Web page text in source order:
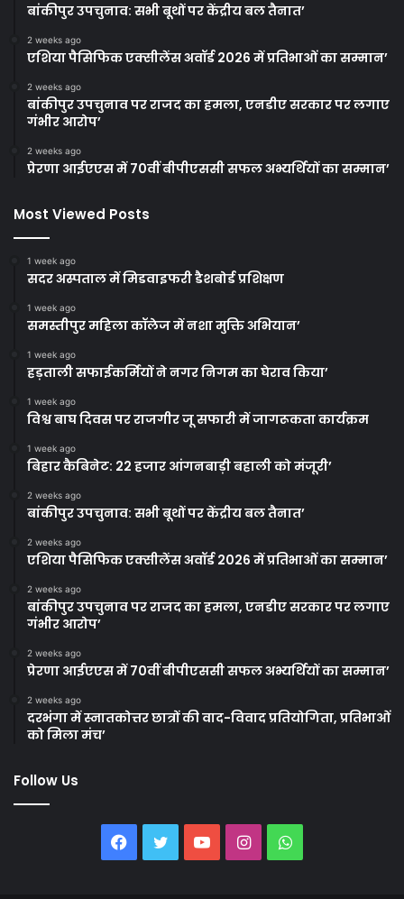
बांकीपुर उपचुनाव: सभी बूथों पर केंद्रीय बल तैनात’
2 weeks ago
एशिया पैसिफिक एक्सीलेंस अवॉर्ड 2026 में प्रतिभाओं का सम्मान’
2 weeks ago
बांकीपुर उपचुनाव पर राजद का हमला, एनडीए सरकार पर लगाए
गंभीर आरोप’
2 weeks ago
प्रेरणा आईएएस में 70वीं बीपीएससी सफल अभ्यर्थियों का सम्मान’
Most Viewed Posts
1 week ago
सदर अस्पताल में मिडवाइफरी डैशबोर्ड प्रशिक्षण
1 week ago
समस्तीपुर महिला कॉलेज में नशा मुक्ति अभियान’
1 week ago
हड़ताली सफाईकर्मियों ने नगर निगम का घेराव किया’
1 week ago
विश्व बाघ दिवस पर राजगीर जू सफारी में जागरूकता कार्यक्रम
1 week ago
बिहार कैबिनेट: 22 हजार आंगनबाड़ी बहाली को मंजूरी’
2 weeks ago
बांकीपुर उपचुनाव: सभी बूथों पर केंद्रीय बल तैनात’
2 weeks ago
एशिया पैसिफिक एक्सीलेंस अवॉर्ड 2026 में प्रतिभाओं का सम्मान’
2 weeks ago
बांकीपुर उपचुनाव पर राजद का हमला, एनडीए सरकार पर लगाए
गंभीर आरोप’
2 weeks ago
प्रेरणा आईएएस में 70वीं बीपीएससी सफल अभ्यर्थियों का सम्मान’
2 weeks ago
दरभंगा में स्नातकोत्तर छात्रों की वाद-विवाद प्रतियोगिता, प्रतिभाओं
को मिला मंच’
Follow Us
Facebook
TwitterYouTubeInstagramWhatsApp